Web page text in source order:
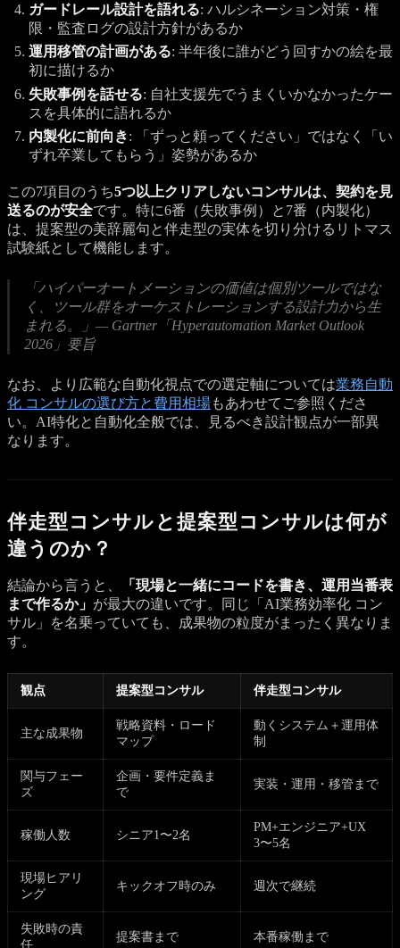
ガードレール設計を語れる: ハルシネーション対策・権
限・監査ログの設計方針があるか
運用移管の計画がある: 半年後に誰がどう回すかの絵を最
初に描けるか
失敗事例を話せる: 自社支援先でうまくいかなかったケー
スを具体的に語れるか
内製化に前向き: 「ずっと頼ってください」ではなく「い
ずれ卒業してもらう」姿勢があるか
この7項目のうち5つ以上クリアしないコンサルは、契約を見
送るのが安全です。特に6番（失敗事例）と7番（内製化）
は、提案型の美辞麗句と伴走型の実体を切り分けるリトマス
試験紙として機能します。
「ハイパーオートメーションの価値は個別ツールではな
く、ツール群をオーケストレーションする設計力から生
まれる。」— Gartner「Hyperautomation Market Outlook
2026」要旨
なお、より広範な自動化視点での選定軸については業務自動
化 コンサルの選び方と費用相場もあわせてご参照くださ
い。AI特化と自動化全般では、見るべき設計観点が一部異
なります。
伴走型コンサルと提案型コンサルは何が
違うのか？
結論から言うと、
「現場と一緒にコードを書き、運用当番表
まで作るか」 が最大の違いです。同じ「AI業務効率化 コン
サル」を名乗っていても、成果物の粒度がまったく異なりま
す。
観点 提案型コンサル 伴走型コンサル
主な成果物
戦略資料・ロード
マップ
動くシステム＋運用体
制
関与フェー
ズ
企画・要件定義ま
で
実装・運用・移管まで
稼働人数 シニア1〜2名
PM+エンジニア+UX
3〜5名
現場ヒアリ
ング
キックオフ時のみ 週次で継続
失敗時の責
任
提案書まで 本番稼働まで